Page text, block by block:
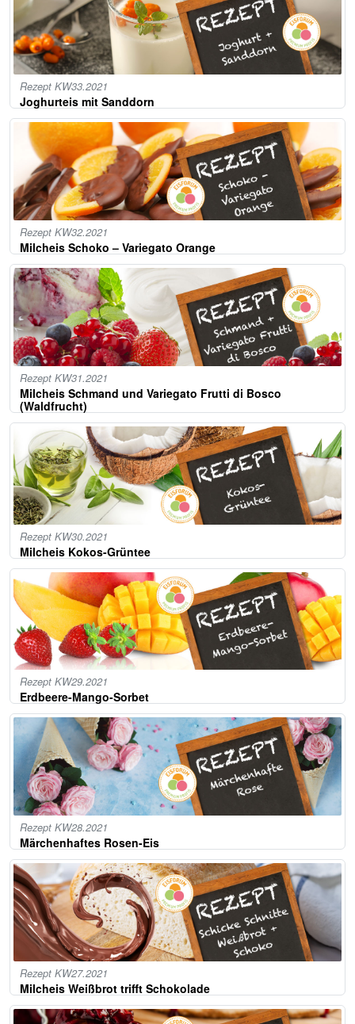
Rezept KW33.2021
Joghurteis mit Sanddorn
Rezept KW32.2021
Milcheis Schoko – Variegato Orange
Rezept KW31.2021
Milcheis Schmand und Variegato Frutti di Bosco
(Waldfrucht)
Rezept KW30.2021
Milcheis Kokos-Grüntee
Rezept KW29.2021
Erdbeere-Mango-Sorbet
Rezept KW28.2021
Märchenhaftes Rosen-Eis
Rezept KW27.2021
Milcheis Weißbrot trifft Schokolade